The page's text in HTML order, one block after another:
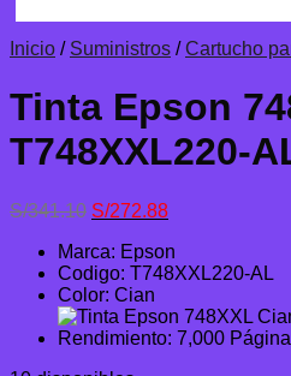
Inicio / Suministros / Cartucho
Tinta Epson
T748XXL220-
S/341.10 El
original
era:
S/341.10.
S/272.88El
actual
es:
Marca: Epson
Codigo: T748XXL220-AL
Color: Cian
Rendimiento: 7,000